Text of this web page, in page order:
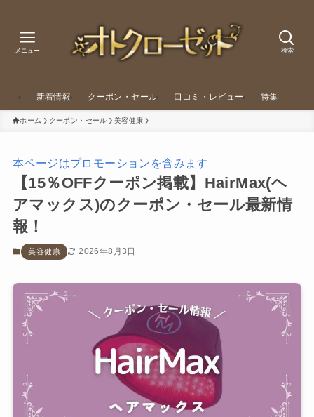
検索
メニュー
新着情報 クーポン・セール 口コミ・レビュー 特集
ホーム クーポン・セール 美容健康
本ページはプロモーションを含みます
【15％OFFクーポン掲載】HairMax(ヘ
アマックス)のクーポン・セール最新情
報！
美容健康 2026年8月3日